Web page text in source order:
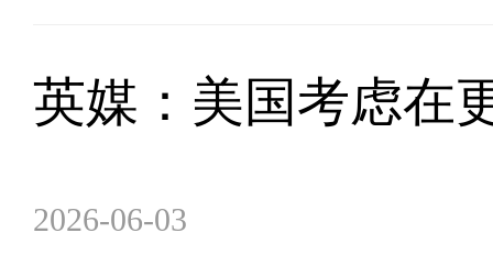
英媒：美国考虑在
2026-06-03